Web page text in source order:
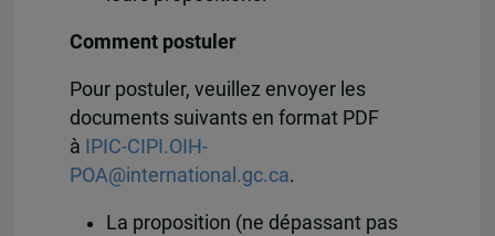
Comment postuler
Pour postuler, veuillez envoyer les
documents suivants en format PDF
à IPIC-CIPI.OIH-
POA@international.gc.ca.
La proposition (ne dépassant pas